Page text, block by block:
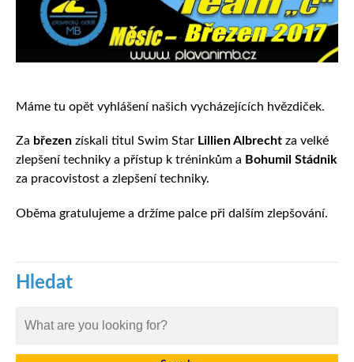
Máme tu opět vyhlášení našich vycházejících hvězdiček.
Za březen získali titul Swim Star Lillien Albrecht za velké
zlepšení techniky a přístup k tréninkům a Bohumil Stádnik
za pracovistost a zlepšení techniky.
Oběma gratulujeme a držíme palce při dalším zlepšování.
Hledat